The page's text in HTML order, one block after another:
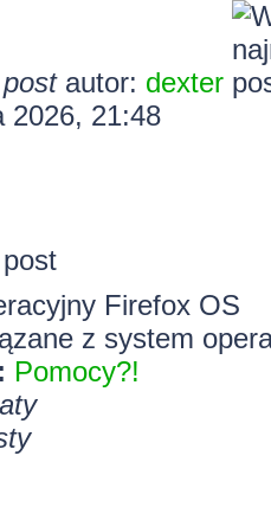
autor: dexter
2026, 21:48
Firefox OS
z system
Pomocy?!